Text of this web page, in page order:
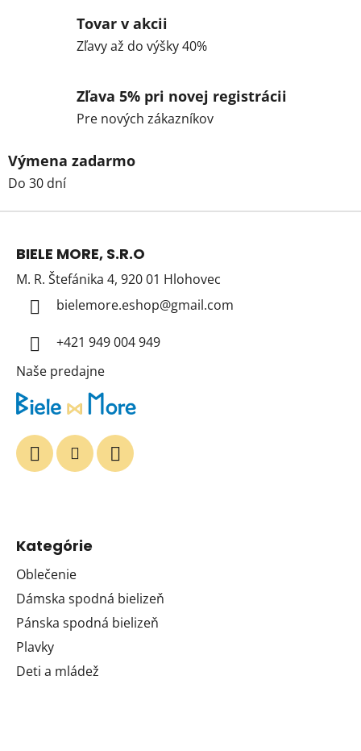
Tovar v akcii
Zľavy až do výšky 40%
Zľava 5% pri novej registrácii
Pre nových zákazníkov
Výmena zadarmo
Do 30 dní
Z
BIELE MORE, S.R.O
M. R. Štefánika 4, 920 01 Hlohovec
bielemore.eshop@gmail.com
+421 949 004 949
Naše predajne
Kategórie
Oblečenie
Dámska spodná bielizeň
Pánska spodná bielizeň
Plavky
Deti a mládež